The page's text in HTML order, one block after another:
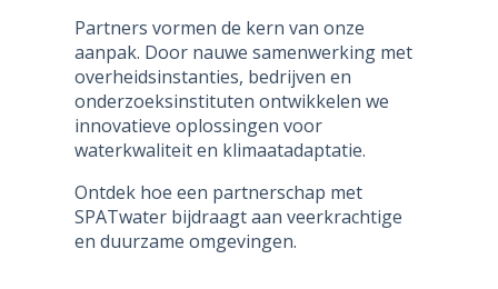
Partners vormen de kern van onze
aanpak. Door nauwe samenwerking met
overheidsinstanties, bedrijven en
onderzoeksinstituten ontwikkelen we
innovatieve oplossingen voor
waterkwaliteit en klimaatadaptatie.
Ontdek hoe een partnerschap met
SPATwater bijdraagt aan veerkrachtige
en duurzame omgevingen.